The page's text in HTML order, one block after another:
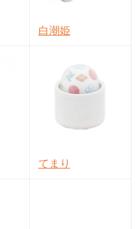
白潮姫
てまり